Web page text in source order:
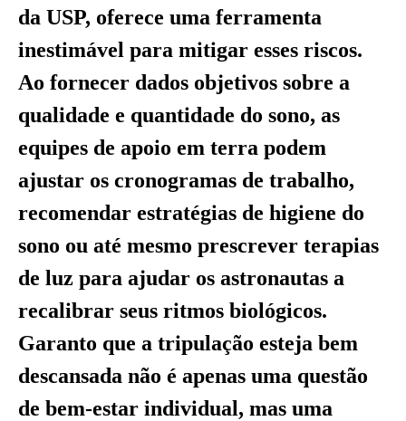
da USP, oferece uma ferramenta
inestimável para mitigar esses riscos.
Ao fornecer dados objetivos sobre a
qualidade e quantidade do sono, as
equipes de apoio em terra podem
ajustar os cronogramas de trabalho,
recomendar estratégias de higiene do
sono ou até mesmo prescrever terapias
de luz para ajudar os astronautas a
recalibrar seus ritmos biológicos.
Garanto que a tripulação esteja bem
descansada não é apenas uma questão
de bem-estar individual, mas uma